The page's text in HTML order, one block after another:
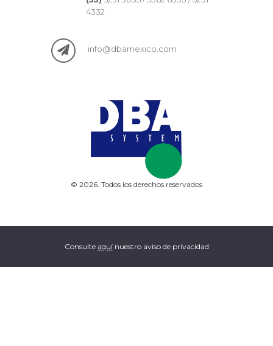
4332
info@dbamexico.com
© 2026. Todos los derechos reservados
Consulte aquínuestro aviso de privacidad